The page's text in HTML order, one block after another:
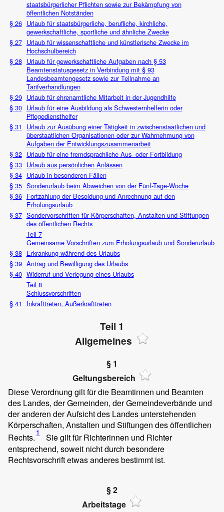
staatsbürgerlicher Pflichten sowie zur Bekämpfung von
öffentlichen Notständen
§ 26 Urlaub für staatsbürgerliche, berufliche, kirchliche,
gewerkschaftliche, sportliche und ähnliche Zwecke
§ 27 Urlaub für wissenschaftliche und künstlerische Zwecke im
Hochschulbereich
§ 28 Urlaub für gewerkschaftliche Aufgaben nach § 53
Beamtenstatusgesetz in Verbindung mit § 93
Landesbeamtengesetz sowie zur Teilnahme an
Tarifverhandlungen
§ 29 Urlaub für ehrenamtliche Mitarbeit in der Jugendhilfe
§ 30 Urlaub für eine Ausbildung als Schwesternhelferin oder
Pflegediensthelfer
§ 31
Urlaub zur Ausübung einer Tätigkeit in zwischenstaatlichen und
überstaatlichen Organisationen oder zur Wahrnehmung von
Aufgaben der Entwicklungszusammenarbeit
§ 32 Urlaub für eine fremdsprachliche Aus- oder Fortbildung
§ 33 Urlaub aus persönlichen Anlässen
§ 34 Urlaub in besonderen Fällen
§ 35 Sonderurlaub beim Abweichen von der Fünf-Tage-Woche
§ 36 Fortzahlung der Besoldung und Anrechnung auf den
Erholungsurlaub
§ 37 Sondervorschriften für Körperschaften, Anstalten und Stiftungen
des öffentlichen Rechts
Teil 7
Gemeinsame Vorschriften zum Erholungsurlaub und Sonderurlaub
§ 38 Erkrankung während des Urlaubs
§ 39 Antrag und Bewilligung des Urlaubs
§ 40 Widerruf und Verlegung eines Urlaubs
Teil 8
Schlussvorschriften
§ 41
Inkrafttreten, Außerkrafttreten
Teil 1
Allgemeines
§ 1
Geltungsbereich
Diese Verordnung gilt für die Beamtinnen und Beamten
des Landes, der Gemeinden, der Gemeindeverbände und
der anderen der Aufsicht des Landes unterstehenden
Körperschaften, Anstalten und Stiftungen des öffentlichen
Rechts. 1
Sie gilt für Richterinnen und Richter
entsprechend, soweit nicht durch besondere
Rechtsvorschrift etwas anderes bestimmt ist.
§ 2
Arbeitstage